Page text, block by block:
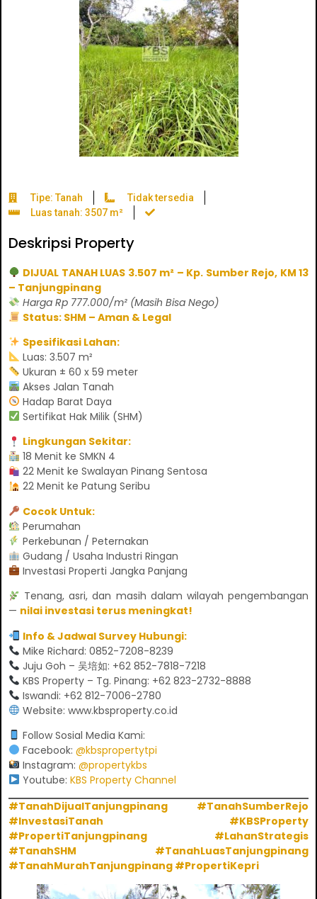
Tipe: Tanah
Tidak tersedia
Luas tanah: 3507 m²
Deskripsi Property
DIJUAL TANAH LUAS 3.507 m² – Kp. Sumber Rejo, KM 13
– Tanjungpinang
Harga Rp 777.000/m² (Masih Bisa Nego)
Status: SHM – Aman & Legal
Spesifikasi Lahan:
Luas: 3.507 m²
Ukuran ± 60 x 59 meter
Akses Jalan Tanah
Hadap Barat Daya
Sertifikat Hak Milik (SHM)
Lingkungan Sekitar:
18 Menit ke SMKN 4
22 Menit ke Swalayan Pinang Sentosa
22 Menit ke Patung Seribu
Cocok Untuk:
Perumahan
Perkebunan / Peternakan
Gudang / Usaha Industri Ringan
Investasi Properti Jangka Panjang
Tenang, asri, dan masih dalam wilayah pengembangan
— nilai investasi terus meningkat!
Info & Jadwal Survey Hubungi:
Mike Richard: 0852-7208-8239
Juju Goh – 吴培如: +62 852-7818-7218
KBS Property – Tg. Pinang: +62 823-2732-8888
Iswandi: +62 812-7006-2780
Website: www.kbsproperty.co.id
Follow Sosial Media Kami:
Facebook: @kbspropertytpi
Instagram: @propertykbs
Youtube: KBS Property Channel
#TanahDijualTanjungpinang #TanahSumberRejo
#InvestasiTanah #KBSProperty
#PropertiTanjungpinang #LahanStrategis
#TanahSHM #TanahLuasTanjungpinang
#TanahMurahTanjungpinang #PropertiKepri